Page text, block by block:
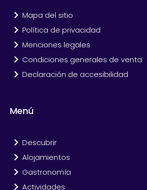
Mapa del sitio
Política de privacidad
Menciones legales
Condiciones generales de venta
Declaración de accesibilidad
Menú
Descubrir
Alojamientos
Gastronomía
Actividades